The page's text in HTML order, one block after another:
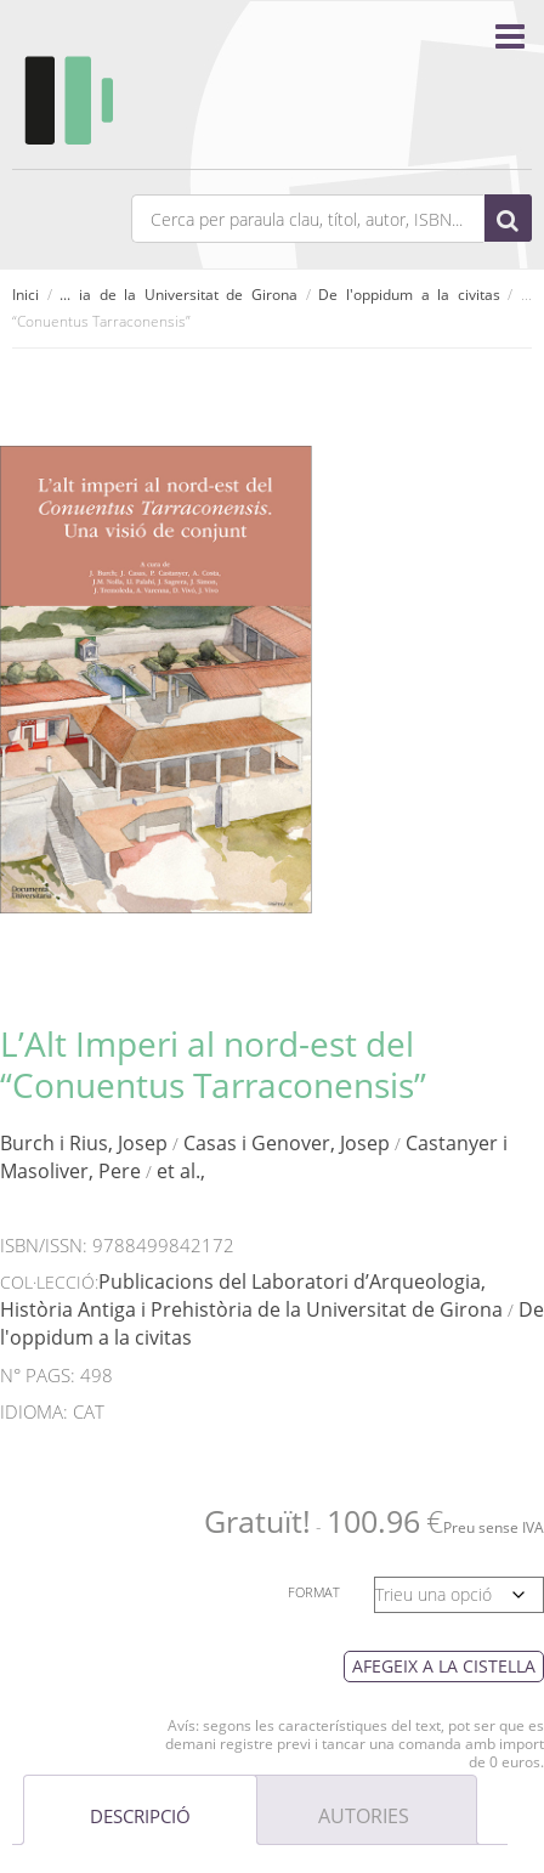
Inici / ... ia de la Universitat de Girona / De l'oppidum a la civitas / ...
“Conuentus Tarraconensis”
L’Alt Imperi al nord-est del
“Conuentus Tarraconensis”
Burch i Rius, Josep / Casas i Genover, Josep / Castanyer i
Masoliver, Pere / et al.,
ISBN/ISSN: 9788499842172
COL·LECCIÓ:Publicacions del Laboratori d’Arqueologia,
Història Antiga i Prehistòria de la Universitat de Girona / De
l'oppidum a la civitas
N° PAGS: 498
IDIOMA: CAT
Gratuït! - 100.96 €Preu sense IVA
FORMAT
AFEGEIX A LA CISTELLA
Avís: segons les característiques del text, pot ser que es
demani registre previ i tancar una comanda amb import
de 0 euros.
DESCRIPCIÓ AUTORIES